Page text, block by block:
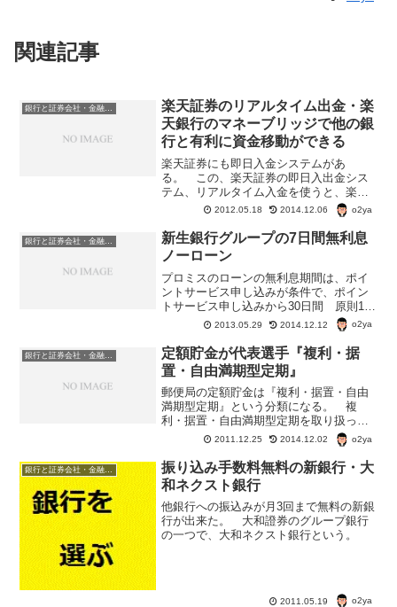
関連記事
銀行と証券会社・金融商品
楽天証券のリアルタイム出金・楽
天銀行のマネーブリッジで他の銀
行と有利に資金移動ができる
楽天証券にも即日入金システムがあ
る。 この、楽天証券の即日入出金シス
テム、リアルタイム入金を使うと、楽天
銀行が便利に使うことができる。 楽天
証券のリアルタイム入金もSBI証券の即日
入金システムと同様、手数料無料で特定
の銀行から資金移動ができ...
2012.05.18 2014.12.06 o2ya
新生銀行グループの7日間無利息
ノーローン
プロミスのローンの無利息期間は、ポイ
ントサービス申し込みが条件で、ポイン
トサービス申し込みから30日間 原則1回
限りだ。 新生銀行グループのノーロー
ンは、無利息期間が1週間と短いが、完済
後翌月借り入れがまた、1週間無利息にな
る。 月1回は、...
2013.05.29 2014.12.12 o2ya
定額貯金が代表選手『複利・据
置・自由満期型定期』
郵便局の定額貯金は『複利・据置・自由
満期型定期』という分類になる。 複
利・据置・自由満期型定期を取り扱って
いる銀行も今はたくさんある。 ただ
し、最高の預け入れ期間は5年までがほと
んど。 据え置き期間は定額貯金と同
様、大体半年以上というものが...
2011.12.25 2014.12.02 o2ya
銀行と証券会社・金融商品
振り込み手数料無料の新銀行・大
和ネクスト銀行
他銀行への振込みが月3回まで無料の新銀
行が出来た。 大和證券のグループ銀行
の一つで、大和ネクスト銀行という。
2011.05.19 o2ya